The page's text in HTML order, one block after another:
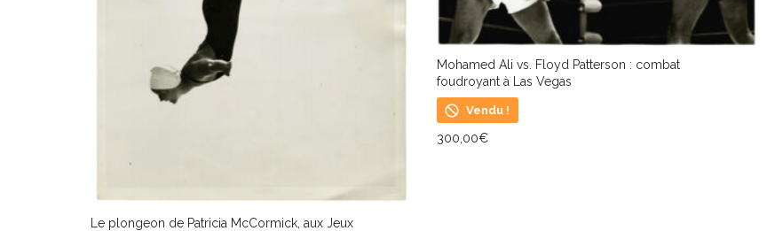
Le plongeon de Patricia McCormick, aux Jeux
Mohamed Ali vs. Floyd Patterson : combat
foudroyant à Las Vegas
Vendu !
300,00€